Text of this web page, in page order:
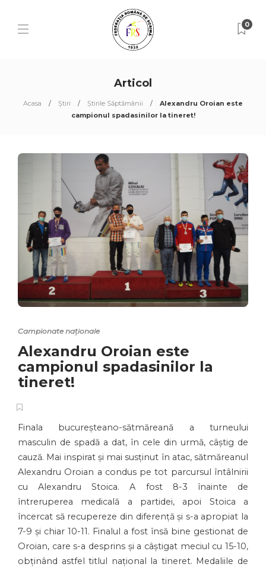
0
Articol
Acasa Știri Știrile Săptămânii
Alexandru Oroian este
campionul spadasinilor la tineret!
Campionate naționale
Alexandru Oroian este
campionul spadasinilor la
tineret!
Finala bucureșteano-sătmăreană a turneului
masculin de spadă a dat, în cele din urmă, câștig de
cauză. Mai inspirat și mai susținut în atac, sătmăreanul
Alexandru Oroian a condus pe tot parcursul întâlnirii
cu Alexandru Stoica. A fost 8-3 înainte de
întreruperea medicală a partidei, apoi Stoica a
încercat să recupereze din diferență și s-a apropiat la
7-9 și chiar 10-11. Finalul a fost însă bine gestionat de
Oroian, care s-a desprins și a câștigat meciul cu 15-10,
obținând astfel titlul național la tineret. Medaliile de